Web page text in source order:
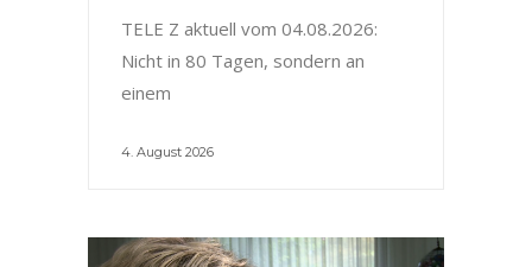
TELE Z aktuell vom 04.08.2026:
Nicht in 80 Tagen, sondern an
einem
4. August 2026